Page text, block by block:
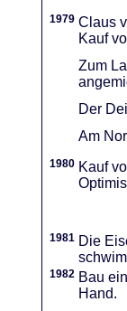
1979 Claus
Kauf
Zum
Der
Am
1980 Kauf
1981 Die
1982 Bau
Hand.